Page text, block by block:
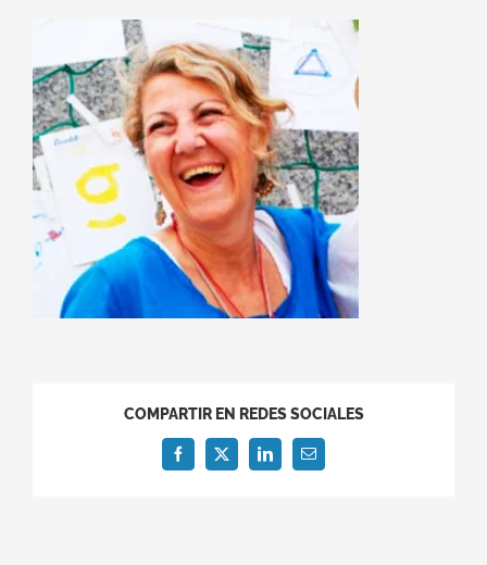
COMPARTIR EN REDES SOCIALES
Facebook
X LinkedInCorreo
electrónico